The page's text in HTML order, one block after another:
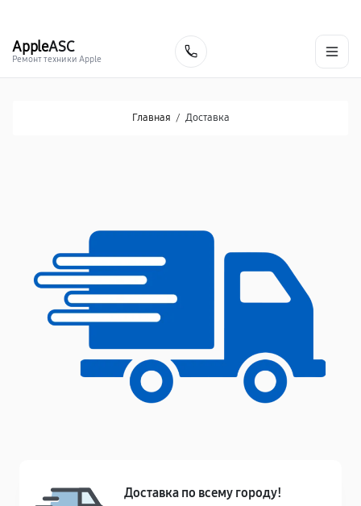
AppleASC
Ремонт техники Apple
Главная / Доставка
Доставка по всему городу!